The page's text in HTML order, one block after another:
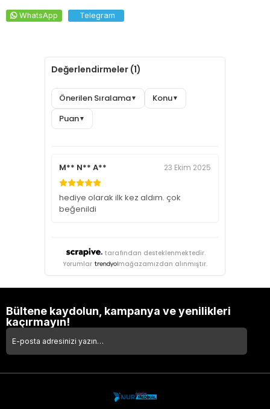
WhatsApp Telegram
Değerlendirmeler (1)
Önerilen Sıralama▼ Konu▼
Puan▼
M** N** A** 23 Ekim 2025
hediye olarak ilk kez aldım. çok
beğenildi
tarafından desteklenmektedir.
Yorumlar
mağazamızdan alınmıştır.
Bültene kaydolun, kampanya ve yenilikleri
kaçırmayın!